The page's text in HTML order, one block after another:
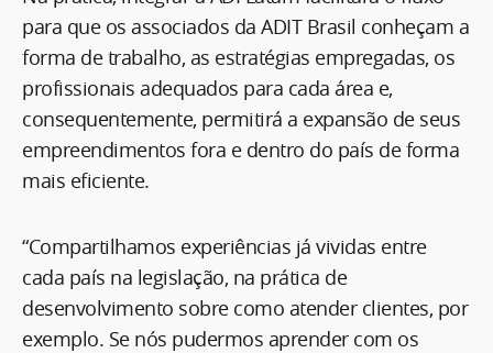
para que os associados da ADIT Brasil conheçam a
forma de trabalho, as estratégias empregadas, os
profissionais adequados para cada área e,
consequentemente, permitirá a expansão de seus
empreendimentos fora e dentro do país de forma
mais eficiente.
“Compartilhamos experiências já vividas entre
cada país na legislação, na prática de
desenvolvimento sobre como atender clientes, por
exemplo. Se nós pudermos aprender com os